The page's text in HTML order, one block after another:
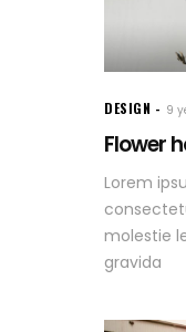
DESIGN 9
Flower
Lorem
molestie
gravida